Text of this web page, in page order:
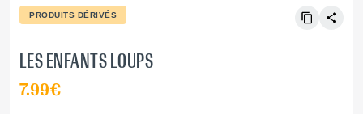
PRODUITS DÉRIVÉS
LES ENFANTS LOUPS
7.99€